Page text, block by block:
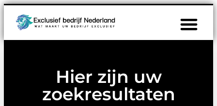
Hier zijn uw
zoekresultaten